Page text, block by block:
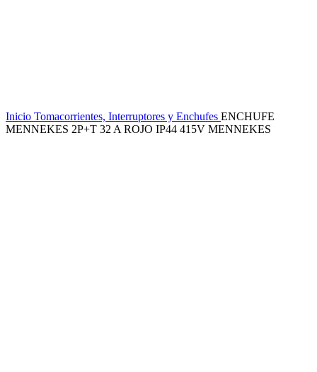
Inicio Tomacorrientes, Interruptores y Enchufes ENCHUFE
MENNEKES 2P+T 32 A ROJO IP44 415V MENNEKES